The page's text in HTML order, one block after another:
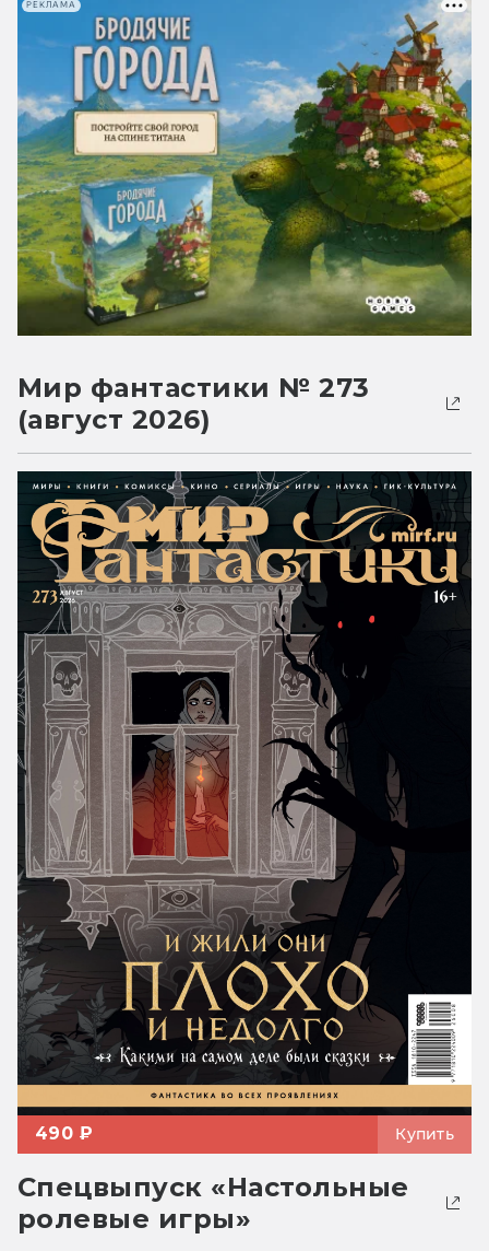
РЕКЛАМА
Мир фантастики № 273
(август 2026)
490 ₽ Купить
Спецвыпуск «Настольные
ролевые игры»